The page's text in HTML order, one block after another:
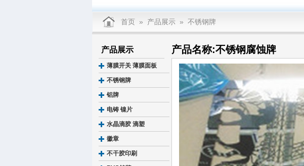
首页» 产品展示» 不锈钢牌
产品展示
薄膜开关 薄膜面板
不锈钢牌
铝牌
电铸 镍片
水晶滴胶 滴塑
徽章
不干胶印刷
产品名称:不锈钢腐蚀牌